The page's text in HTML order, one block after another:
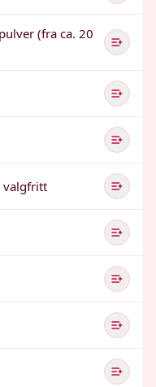
(fra ca. 20
valgfritt